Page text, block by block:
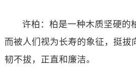
许柏：柏是一种木质坚硬的
而被人们视为长寿的象征，挺拔
韧不拔，正直和廉洁。